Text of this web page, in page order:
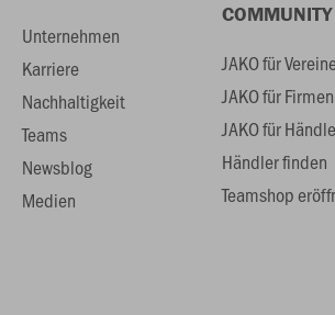
Unternehmen
Karriere
Nachhaltigkeit
Teams
Newsblog
Medien
COMMUNITY
JAKO für
JAKO für Firmen
JAKO für
Händler finden
Teamshop